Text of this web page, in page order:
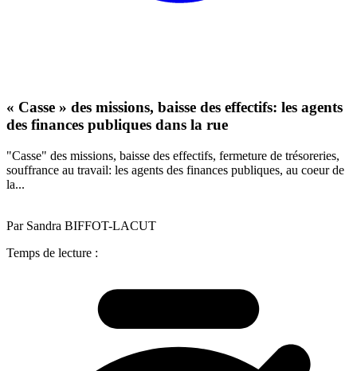
« Casse » des missions, baisse des effectifs: les agents
des finances publiques dans la rue
"Casse" des missions, baisse des effectifs, fermeture de trésoreries,
souffrance au travail: les agents des finances publiques, au coeur de
la...
Par Sandra BIFFOT-LACUT
Temps de lecture :